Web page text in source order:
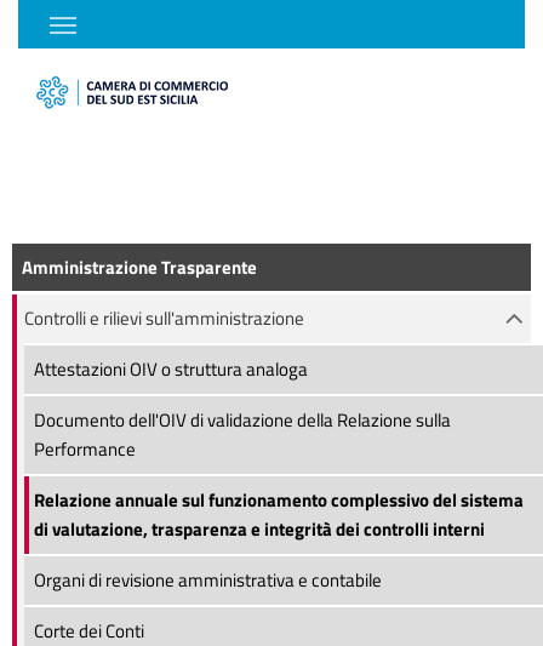
Amministrazione Trasparente
Controlli e rilievi sull'amministrazione
Attestazioni OIV o struttura analoga
Documento dell'OIV di validazione della Relazione sulla
Performance
Relazione annuale sul funzionamento complessivo del sistema
di valutazione, trasparenza e integrità dei controlli interni
Organi di revisione amministrativa e contabile
Corte dei Conti